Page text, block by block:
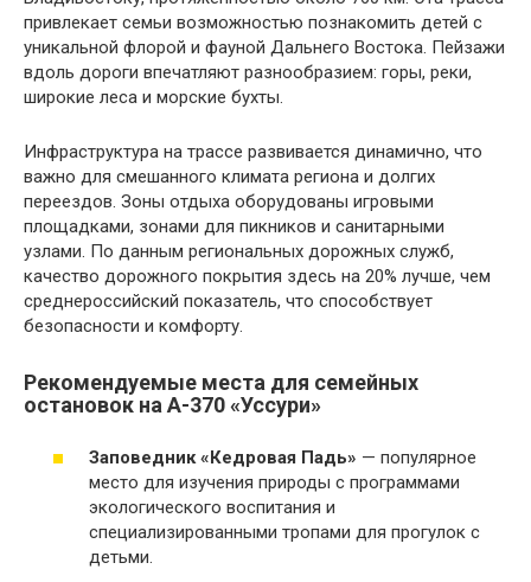
привлекает семьи возможностью познакомить детей с
уникальной флорой и фауной Дальнего Востока. Пейзажи
вдоль дороги впечатляют разнообразием: горы, реки,
широкие леса и морские бухты.
Инфраструктура на трассе развивается динамично, что
важно для смешанного климата региона и долгих
переездов. Зоны отдыха оборудованы игровыми
площадками, зонами для пикников и санитарными
узлами. По данным региональных дорожных служб,
качество дорожного покрытия здесь на 20% лучше, чем
среднероссийский показатель, что способствует
безопасности и комфорту.
Рекомендуемые места для семейных
остановок на А-370 «Уссури»
Заповедник «Кедровая Падь» — популярное
место для изучения природы с программами
экологического воспитания и
специализированными тропами для прогулок с
детьми.